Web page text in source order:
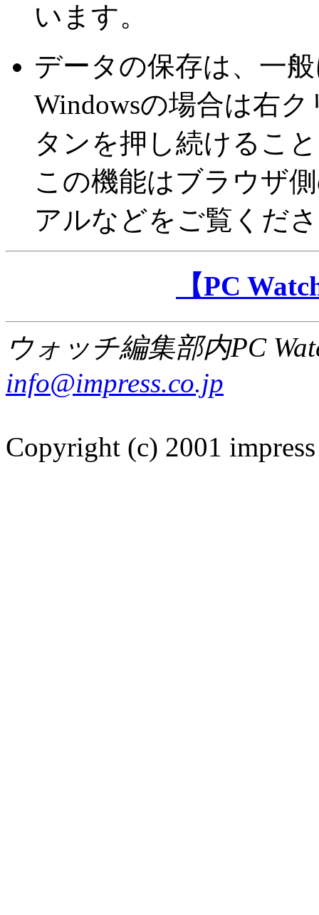
います。
データの保存は、一
Windowsの場合は右
タンを押し続けるこ
この機能はブラウザ
アルなどをご覧くだ
【PC
ウォッチ編集部内PC
info@impress.co.jp
Copyright (c) 2001